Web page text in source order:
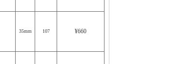
35mm 107 ¥660